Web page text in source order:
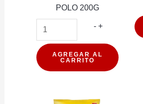
POLO 200G
- PAPAS
AMERICANO
MARCO
200G
+
AGREGAR AL
CARRITO